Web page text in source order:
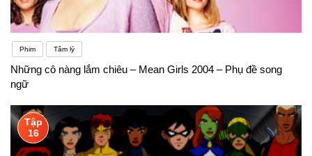
Phim Tâm lý
Những cô nàng lắm chiêu – Mean Girls 2004 – Phụ đề song
ngữ
Tập
16